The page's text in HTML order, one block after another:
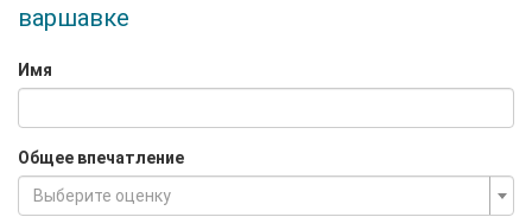
варшавке
Имя
Общее впечатление
Выберите оценку